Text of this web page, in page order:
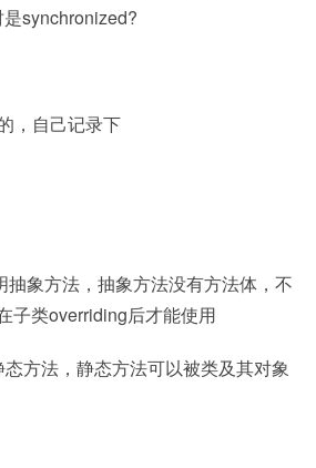
synchronized?
，自己记录下
象方法，抽象方法没有方法体，不
子类overriding后才能使用
方法，静态方法可以被类及其对象